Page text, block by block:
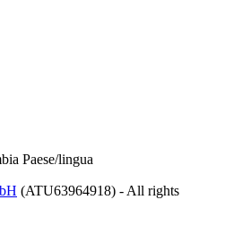
Paese/lingua
(ATU63964918) - All rights